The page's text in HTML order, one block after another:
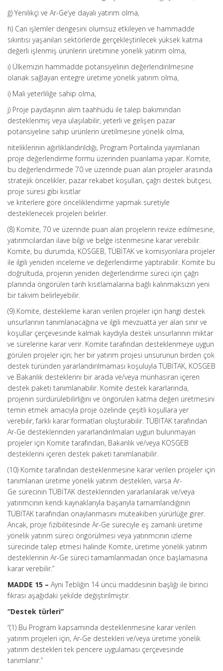
ğ) Yenilikçi ve Ar-Ge’ye dayalı yatırım olma,
h) Cari işlemler dengesini olumsuz etkileyen ve hammadde
sıkıntısı yaşanılan sektörlerde gerçekleştirilecek yüksek katma
değerli işlenmiş ürünlerin üretimine yönelik yatırım olma,
ı) Ülkemizin hammadde potansiyelinin değerlendirilmesine
olanak sağlayan entegre üretime yönelik yatırım olma,
i) Mali yeterliliğe sahip olma,
j) Proje paydaşının alım taahhüdü ile talep bakımından
desteklenmiş veya ulaşılabilir, yeterli ve gelişen pazar
potansiyeline sahip ürünlerin üretilmesine yönelik olma,
niteliklerinin ağırlıklandırıldığı, Program Portalında yayımlanan
proje değerlendirme formu üzerinden puanlama yapar. Komite,
bu değerlendirmede 70 ve üzerinde puan alan projeler arasında
stratejik öncelikler, pazar rekabet koşulları, çağrı destek bütçesi,
proje süresi gibi kısıtlar
ve kriterlere göre önceliklendirme yapmak suretiyle
desteklenecek projeleri belirler.
(8) Komite, 70 ve üzerinde puan alan projelerin revize edilmesine,
yatırımcılardan ilave bilgi ve belge istenmesine karar verebilir.
Komite, bu durumda, KOSGEB, TÜBİTAK ve komisyonlara projeler
ile ilgili yeniden inceleme ve değerlendirme yaptırabilir. Komite bu
doğrultuda, projenin yeniden değerlendirme süreci için çağrı
planında öngörülen tarih kısıtlamalarına bağlı kalınmaksızın yeni
bir takvim belirleyebilir.
(9) Komite, destekleme kararı verilen projeler için hangi destek
unsurlarının tanımlanacağına ve ilgili mevzuatta yer alan sınır ve
koşullar çerçevesinde kalmak kaydıyla destek unsurlarının miktar
ve sürelerine karar verir. Komite tarafından desteklenmeye uygun
görülen projeler için; her bir yatırım projesi unsurunun birden çok
destek türünden yararlandırılmaması koşuluyla TÜBİTAK, KOSGEB
ve Bakanlık desteklerini bir arada ve/veya münhasıran içeren
destek paketi tanımlanabilir. Komite destek kararlarında,
projenin sürdürülebilirliğini ve öngörülen katma değeri üretmesini
temin etmek amacıyla proje özelinde çeşitli koşullara yer
verebilir, farklı karar formatları oluşturabilir. TÜBİTAK tarafından
Ar-Ge desteklerinden yararlandırılmaları uygun bulunmayan
projeler için Komite tarafından, Bakanlık ve/veya KOSGEB
desteklerini içeren destek paketi tanımlanabilir.
(10) Komite tarafından desteklenmesine karar verilen projeler için
tanımlanan üretime yönelik yatırım destekleri, varsa Ar-
Ge sürecinin TÜBİTAK desteklerinden yararlanılarak ve/veya
yatırımcının kendi kaynaklarıyla başarıyla tamamlandığının
TÜBİTAK tarafından onaylanmasını müteakiben yürürlüğe girer.
Ancak, proje fizibilitesinde Ar-Ge süreciyle eş zamanlı üretime
yönelik yatırım süreci öngörülmesi veya yatırımcının izleme
sürecinde talep etmesi halinde Komite, üretime yönelik yatırım
desteklerinin Ar-Ge süreci tamamlanmadan önce başlamasına
karar verebilir.”
MADDE 15 – Aynı Tebliğin 14 üncü maddesinin başlığı ile birinci
fıkrası aşağıdaki şekilde değiştirilmiştir.
“Destek türleri”
“(1) Bu Program kapsamında desteklenmesine karar verilen
yatırım projeleri için, Ar-Ge destekleri ve/veya üretime yönelik
yatırım destekleri tek pencere uygulaması çerçevesinde
tanımlanır.”